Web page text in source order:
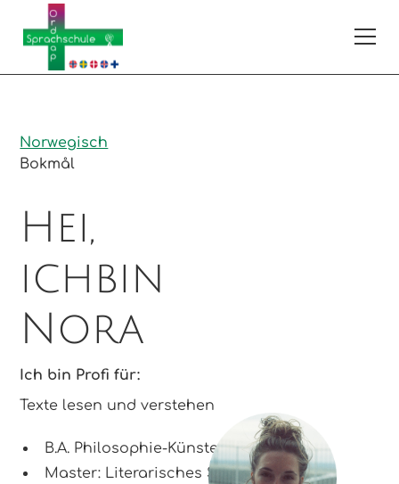
Norwegisch
Bokmål
Hei,
ich bin
Nora
Ich bin Profi für:
Texte lesen und verstehen
B.A. Philosophie-Künste-Medien
Master: Literarisches Schreiben und